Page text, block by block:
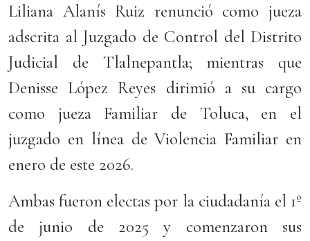
Liliana Alanís Ruiz renunció como jueza
adscrita al Juzgado de Control del Distrito
Judicial de Tlalnepantla; mientras que
Denisse López Reyes dirimió a su cargo
como jueza Familiar de Toluca, en el
juzgado en línea de Violencia Familiar en
enero de este 2026.
Ambas fueron electas por la ciudadanía el 1º
de junio de 2025 y comenzaron sus